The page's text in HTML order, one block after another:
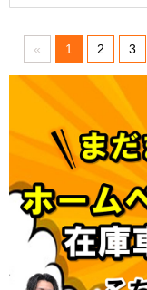
« 1 2 3